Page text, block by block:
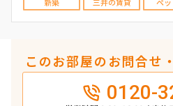
新築 三井の賃貸 ペ
このお部屋のお問合せ
0120-